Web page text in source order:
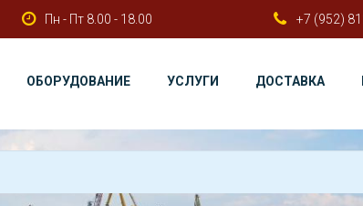
Пн - Пт 8.00 - 18.00 +7 (952)
ОБОРУДОВАНИЕ УСЛУГИ ДОСТАВКА